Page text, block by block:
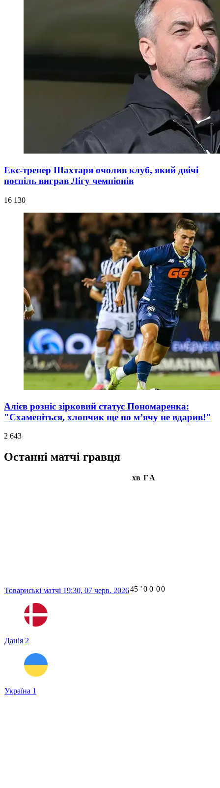
Екс-тренер Шахтаря очолив клуб, який двічі
поспіль виграв Лігу чемпіонів
16 130
Алієв розніс зірковий статус Пономаренка:
"Схаменіться, хлопчик ще по м’ячу не вдарив!"
2 643
Останні матчі гравця
хв ГА
Товариські матчі 19:30, 07 черв. 2026
Данія 2
Україна 1
45 ʼ0 0 00